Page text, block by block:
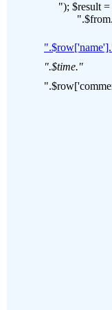
"); $result
".$time."